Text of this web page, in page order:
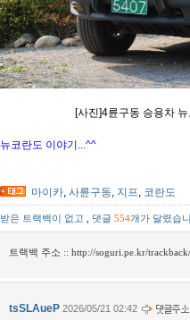
[사진]4륜구동 승용차 뉴코란
뉴코란도 이야기...^^
마이카, 사륜구동, 지프, 코란도
받은 트랙백이 없고 댓글 554개가 달렸습
트랙백 주소 :: http://soguri.pe.kr/
tsSLAueP 2026/05/21 02:42